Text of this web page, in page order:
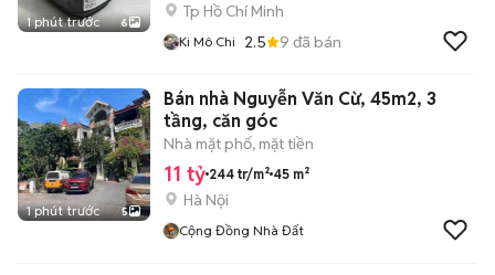
1 phút trước 6
Tp Hồ Chí Minh
Ki Mô Chi 2.5 9 đã bán
1 phút trước 5
Bán nhà Nguyễn Văn Cừ, 45m2, 3
tầng, căn góc
Nhà mặt phố, mặt tiền
11 tỷ 244 tr/m² 45 m²
Hà Nội
Cộng Đồng Nhà Đất